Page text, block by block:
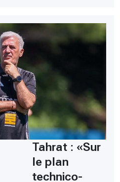
Tahrat : «Sur
le plan
technico-